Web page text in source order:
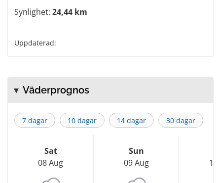
Synlighet: 24,44 km
Uppdaterad:
Väderprognos
7 dagar 10 dagar 14 dagar 30 dagar
Sat
08 Aug
Sun
09 Aug
10